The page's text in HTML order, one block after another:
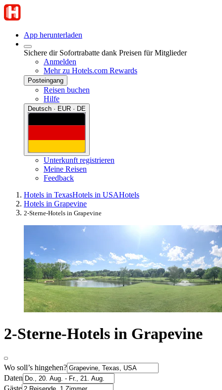
App herunterladen
Sichere dir Sofortrabatte dank Preisen für Mitglieder
Anmelden
Mehr zu Hotels.com Rewards
Posteingang
Reisen buchen
Hilfe
Deutsch · EUR · DE
Unterkunft registrieren
Meine Reisen
Feedback
Hotels in TexasHotels in USAHotels
Hotels in Grapevine
2-Sterne-Hotels in Grapevine
2-Sterne-Hotels in Grapevine
Wo soll’s hingehen?
Daten
Gäste